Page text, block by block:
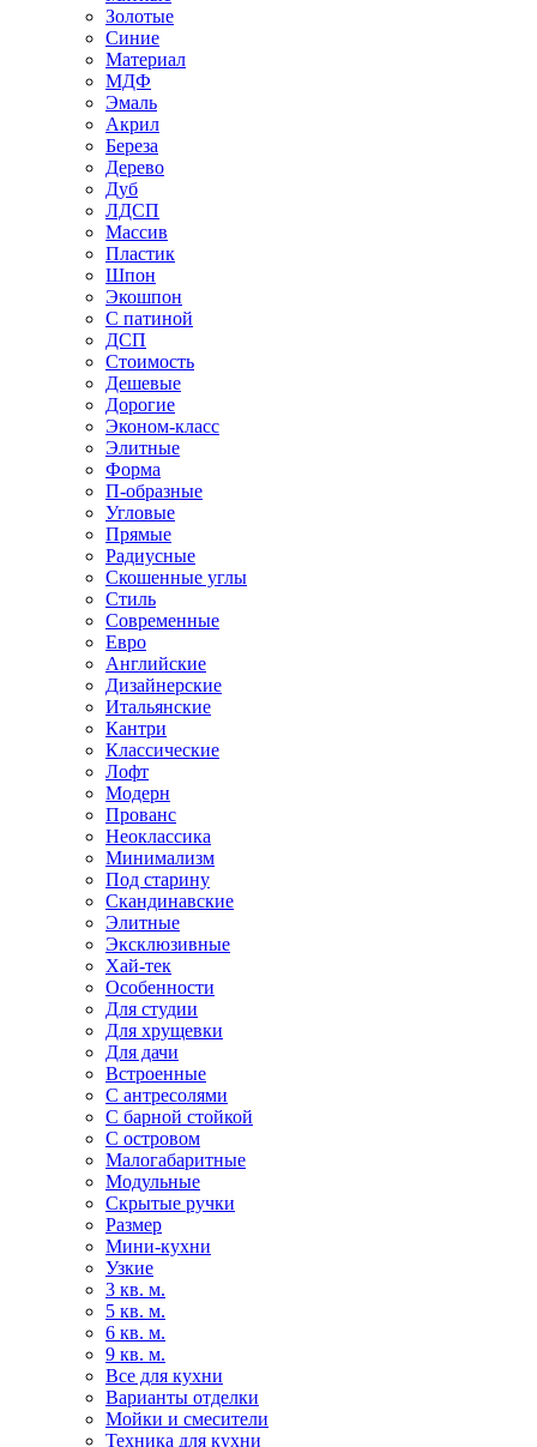
Золотые
Синие
Материал
МДФ
Эмаль
Акрил
Береза
Дерево
Дуб
ЛДСП
Массив
Пластик
Шпон
Экошпон
С патиной
ДСП
Стоимость
Дешевые
Дорогие
Эконом-класс
Элитные
Форма
П-образные
Угловые
Прямые
Радиусные
Скошенные углы
Стиль
Современные
Евро
Английские
Дизайнерские
Итальянские
Кантри
Классические
Лофт
Модерн
Прованс
Неоклассика
Минимализм
Под старину
Скандинавские
Элитные
Эксклюзивные
Хай-тек
Особенности
Для студии
Для хрущевки
Для дачи
Встроенные
С антресолями
С барной стойкой
С островом
Малогабаритные
Модульные
Скрытые ручки
Размер
Мини-кухни
Узкие
3 кв. м.
5 кв. м.
6 кв. м.
9 кв. м.
Все для кухни
Варианты отделки
Мойки и смесители
Техника для кухни